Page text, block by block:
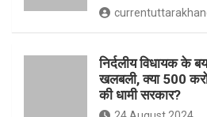
निर्दलीय विधायक के
खलबली, क्‍या 500
की धामी सरकार?